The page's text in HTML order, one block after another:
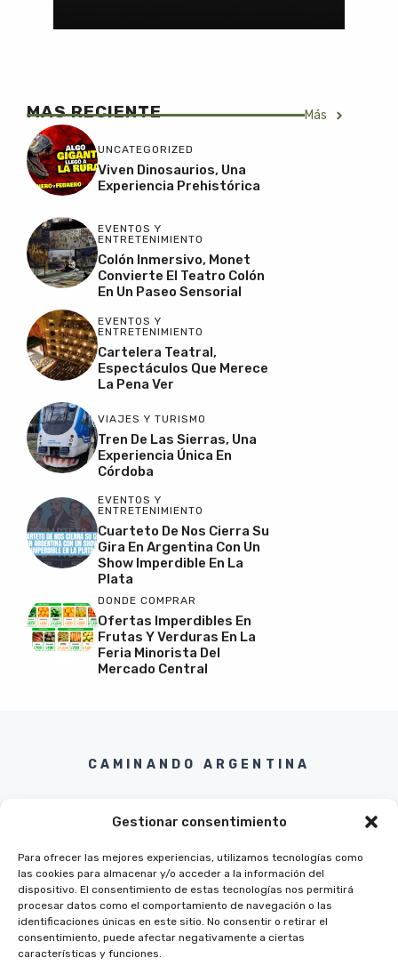
Gestionar consentimiento
Para ofrecer las mejores experiencias, utilizamos tecnologías como
las cookies para almacenar y/o acceder a la información del
dispositivo. El consentimiento de estas tecnologías nos permitirá
procesar datos como el comportamiento de navegación o las
identificaciones únicas en este sitio. No consentir o retirar el
consentimiento, puede afectar negativamente a ciertas
características y funciones.
MAS RECIENTE Más
UNCATEGORIZED
Viven Dinosaurios, Una
Experiencia Prehistórica
EVENTOS Y
ENTRETENIMIENTO
Colón Inmersivo, Monet
Convierte El Teatro Colón
En Un Paseo Sensorial
EVENTOS Y
ENTRETENIMIENTO
Cartelera Teatral,
Espectáculos Que Merece
La Pena Ver
VIAJES Y TURISMO
Tren De Las Sierras, Una
Experiencia Única En
Córdoba
EVENTOS Y
ENTRETENIMIENTO
Cuarteto De Nos Cierra Su
Gira En Argentina Con Un
Show Imperdible En La
Plata
DONDE COMPRAR
Ofertas Imperdibles En
Frutas Y Verduras En La
Feria Minorista Del
Mercado Central
CAMINANDO ARGENTINA
Twitter
Instagram
Pinterest
Facebook